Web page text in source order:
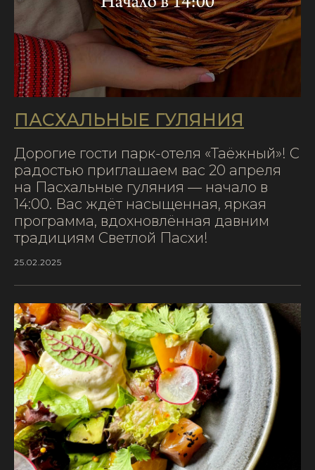
ПАСХАЛЬНЫЕ ГУЛЯНИЯ
Дорогие гости парк-отеля «Таёжный»! С
радостью приглашаем вас 20 апреля
на Пасхальные гуляния — начало в
14:00. Вас ждёт насыщенная, яркая
программа, вдохновлённая давним
традициям Светлой Пасхи!
25.02.2025